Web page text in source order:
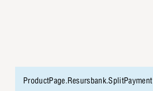
ProductPage.Resursbank.SplitPayment